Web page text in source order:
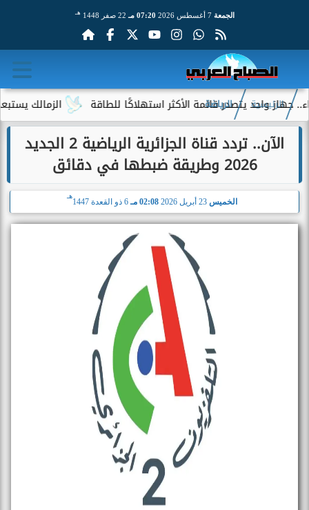
الجمعة 7 أغسطس 2026 07:20 مـ 22 صفر 1448 هـ
الزمالك يستبعد 4 لاعبين شباب من حساباته في الموسم الجديد يتصدر قائمة الأكثر استهلاكًا للطاقة
الرئيسية الرياضة
الآن.. تردد قناة الجزائرية الرياضية 2 الجديد
2026 وطريقة ضبطها في دقائق
الخميس 23 أبريل 2026 02:08 مـ 6 ذو القعدة 1447
هـ